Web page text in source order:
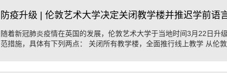
防疫升级 | 伦敦艺术大学决定关闭教学楼并推迟学前语
随着新冠肺炎疫情在英国的发展，伦敦艺术大学于当地时间3月22日升
范措施，具体有下列两点： 关闭所有教学楼，全面推行线上教学 从伦